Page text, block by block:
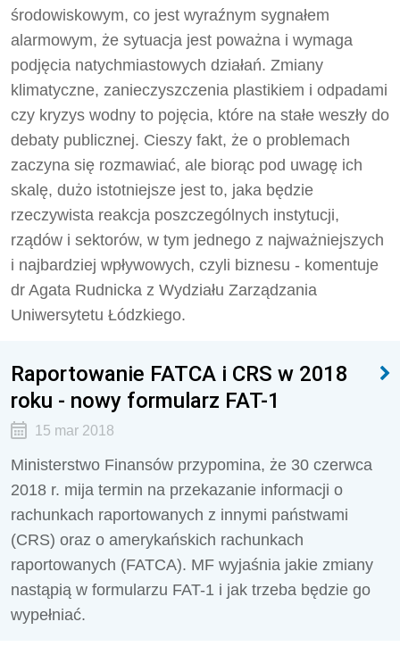
środowiskowym, co jest wyraźnym sygnałem
alarmowym, że sytuacja jest poważna i wymaga
podjęcia natychmiastowych działań. Zmiany
klimatyczne, zanieczyszczenia plastikiem i odpadami
czy kryzys wodny to pojęcia, które na stałe weszły do
debaty publicznej. Cieszy fakt, że o problemach
zaczyna się rozmawiać, ale biorąc pod uwagę ich
skalę, dużo istotniejsze jest to, jaka będzie
rzeczywista reakcja poszczególnych instytucji,
rządów i sektorów, w tym jednego z najważniejszych
i najbardziej wpływowych, czyli biznesu - komentuje
dr Agata Rudnicka z Wydziału Zarządzania
Uniwersytetu Łódzkiego.
Raportowanie FATCA i CRS w 2018
roku - nowy formularz FAT-1
15 mar 2018
Ministerstwo Finansów przypomina, że 30 czerwca
2018 r. mija termin na przekazanie informacji o
rachunkach raportowanych z innymi państwami
(CRS) oraz o amerykańskich rachunkach
raportowanych (FATCA). MF wyjaśnia jakie zmiany
nastąpią w formularzu FAT-1 i jak trzeba będzie go
wypełniać.